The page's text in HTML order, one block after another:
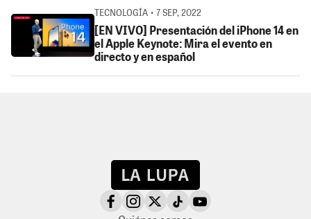
TECNOLOGÍA • 7 SEP, 2022
[EN VIVO] Presentación del iPhone 14 en
el Apple Keynote: Mira el evento en
directo y en español